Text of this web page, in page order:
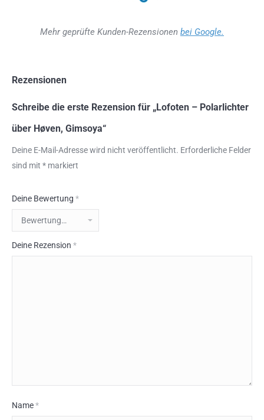
Mehr geprüfte Kunden-Rezensionen bei Google.
Rezensionen
Schreibe die erste Rezension für „Lofoten – Polarlichter
über Høven, Gimsoya“
Deine E-Mail-Adresse wird nicht veröffentlicht. Erforderliche Felder
sind mit * markiert
Deine Bewertung *
Deine Rezension *
Name*